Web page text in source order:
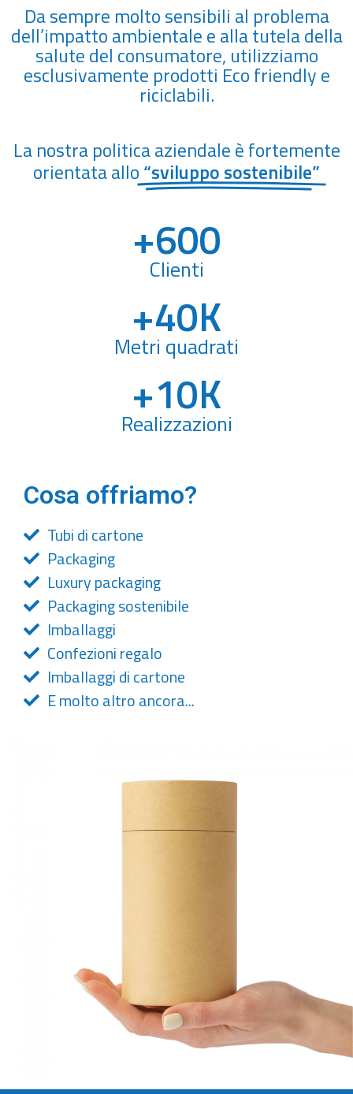
Da sempre molto sensibili al problema
dell’impatto ambientale e alla tutela della
salute del consumatore, utilizziamo
esclusivamente prodotti Eco friendly e
riciclabili.
La nostra politica aziendale è fortemente
orientata allo“sviluppo sostenibile”
+600
Clienti
+40K
Metri quadrati
+10K
Realizzazioni
Cosa offriamo?
Tubi di cartone
Packaging
Luxury packaging
Packaging sostenibile
Imballaggi
Confezioni regalo
Imballaggi di cartone
E molto altro ancora...